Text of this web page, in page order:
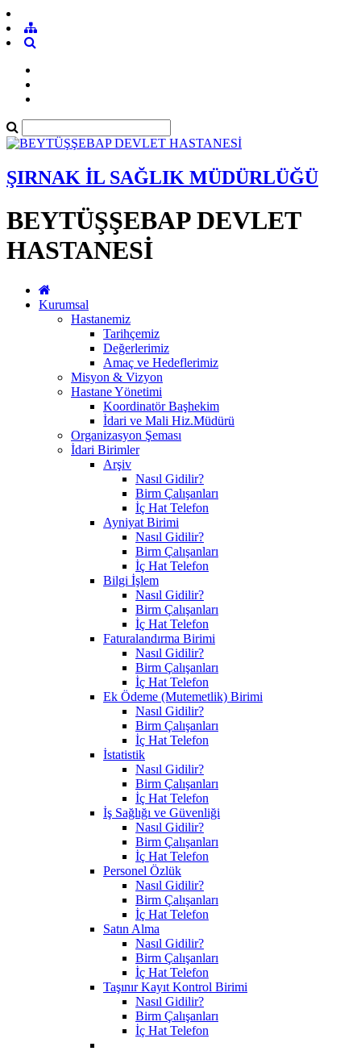
ŞIRNAK İL SAĞLIK MÜDÜRLÜĞÜ
BEYTÜŞŞEBAP DEVLET
HASTANESİ
Kurumsal
Hastanemiz
Tarihçemiz
Değerlerimiz
Amaç ve Hedeflerimiz
Misyon & Vizyon
Hastane Yönetimi
Koordinatör Başhekim
İdari ve Mali Hiz.Müdürü
Organizasyon Şeması
İdari Birimler
Arşiv
Nasıl Gidilir?
Birm Çalışanları
İç Hat Telefon
Ayniyat Birimi
Nasıl Gidilir?
Birm Çalışanları
İç Hat Telefon
Bilgi İşlem
Nasıl Gidilir?
Birm Çalışanları
İç Hat Telefon
Faturalandırma Birimi
Nasıl Gidilir?
Birm Çalışanları
İç Hat Telefon
Ek Ödeme (Mutemetlik) Birimi
Nasıl Gidilir?
Birm Çalışanları
İç Hat Telefon
İstatistik
Nasıl Gidilir?
Birm Çalışanları
İç Hat Telefon
İş Sağlığı ve Güvenliği
Nasıl Gidilir?
Birm Çalışanları
İç Hat Telefon
Personel Özlük
Nasıl Gidilir?
Birm Çalışanları
İç Hat Telefon
Satın Alma
Nasıl Gidilir?
Birm Çalışanları
İç Hat Telefon
Taşınır Kayıt Kontrol Birimi
Nasıl Gidilir?
Birm Çalışanları
İç Hat Telefon